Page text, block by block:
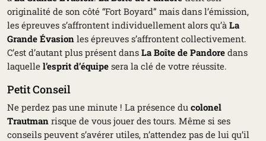
originalité de son côté “Fort Boyard” mais dans l’émission,
les épreuves s’affrontent individuellement alors qu’à La
Grande Évasion les épreuves s’affrontent collectivement.
C’est d’autant plus présent dans La Boîte de Pandore dans
laquelle l’esprit d’équipe sera la clé de votre réussite.
Petit Conseil
Ne perdez pas une minute ! La présence du colonel
Trautman risque de vous jouer des tours. Même si ses
conseils peuvent s’avérer utiles, n’attendez pas de lui qu’il